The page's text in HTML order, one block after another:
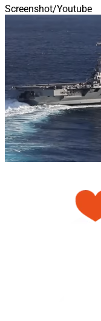
Screenshot/Youtube